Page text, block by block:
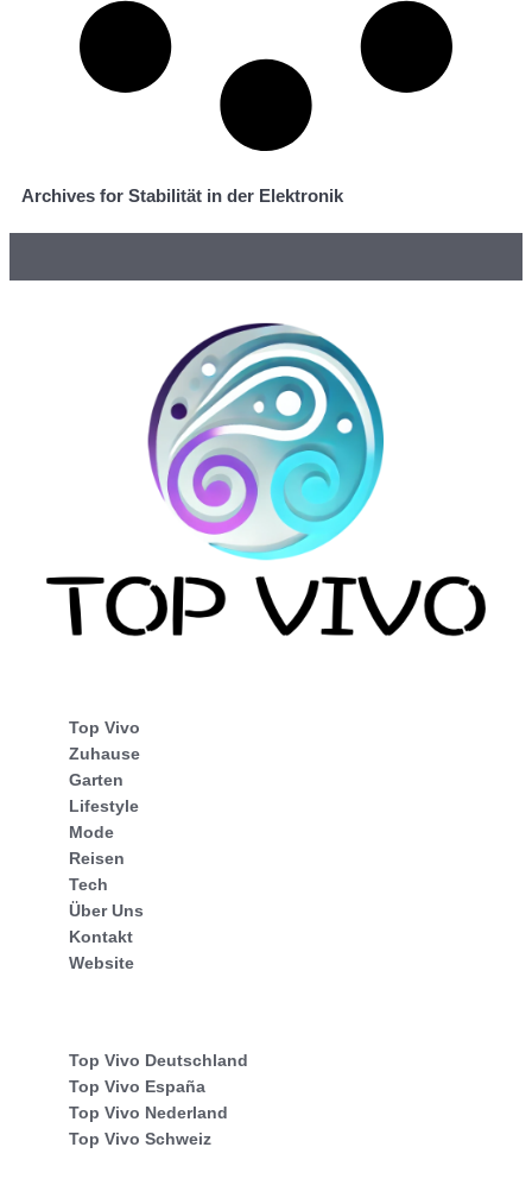
Archives for Stabilität in der Elektronik
Top Vivo
Zuhause
Garten
Lifestyle
Mode
Reisen
Tech
Über Uns
Kontakt
Website
Top Vivo Deutschland
Top Vivo España
Top Vivo Nederland
Top Vivo Schweiz